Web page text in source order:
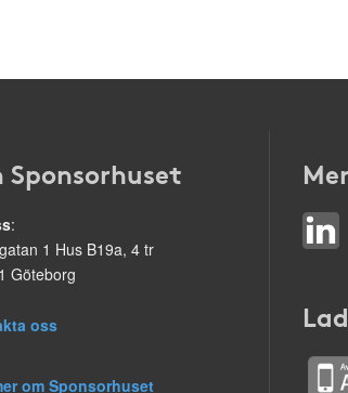
Sponsorhuset
:
1 Hus B19a, 4 tr
Göteborg
oss
om Sponsorhuset